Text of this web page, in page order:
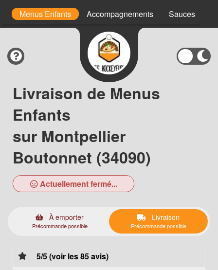
Menus Enfants Accompagnements Sauces
Livraison de Menus
Enfants
sur Montpellier
Boutonnet (34090)
Actuellement fermé...
À emporter
Précommande possible
Livraison
Précommande possible
5/5 (voir les 85 avis)